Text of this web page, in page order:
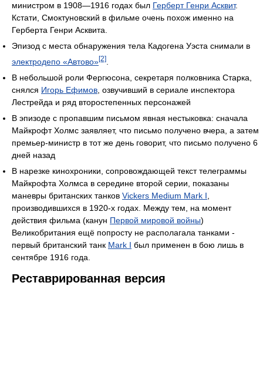
министром в 1908—1916 годах был Герберт Генри Асквит.
Кстати, Смоктуновский в фильме очень похож именно на
Герберта Генри Асквита.
Эпизод с места обнаружения тела Кадогена Уэста снимали в
электродепо «Автово»[2]
В небольшой роли Фергюсона, секретаря полковника Старка,
снялся Игорь Ефимов , озвучивший в сериале инспектора
Лестрейда и ряд второстепенных персонажей
В эпизоде с пропавшим письмом явная нестыковка: сначала
Майкрофт Холмс заявляет, что письмо получено вчера, а затем
премьер-министр в тот же день говорит, что письмо получено 6
дней назад
В нарезке кинохроники, сопровождающей текст телеграммы
Майкрофта Холмса в середине второй серии, показаны
маневры британских танков Vickers Medium Mark I
производившихся в 1920-х годах. Между тем, на момент
действия фильма (канун Первой мировой войны)
Великобритания ещё попросту не располагала танками -
первый британский танк Mark I был применен в бою лишь в
сентябре 1916 года.
Реставрированная версия